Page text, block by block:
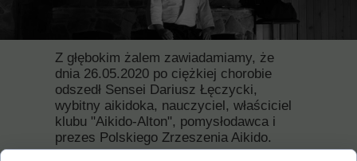
Z głębokim żalem zawiadamiamy, że
dnia 26.05.2020 po ciężkiej chorobie
odszedł Sensei Dariusz Łęczycki,
wybitny aikidoka, nauczyciel, właściciel
klubu "Aikido-Alton", pomysłodawca i
prezes Polskiego Zrzeszenia Aikido.